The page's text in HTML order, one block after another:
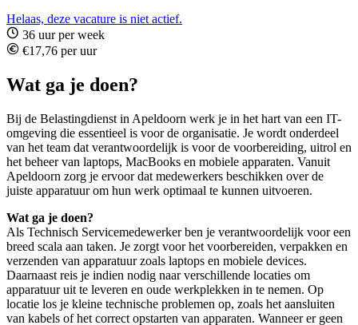
Helaas, deze vacature is niet actief.
36 uur per week
€17,76 per uur
Wat ga je doen?
Bij de Belastingdienst in Apeldoorn werk je in het hart van een IT-
omgeving die essentieel is voor de organisatie. Je wordt onderdeel
van het team dat verantwoordelijk is voor de voorbereiding, uitrol en
het beheer van laptops, MacBooks en mobiele apparaten. Vanuit
Apeldoorn zorg je ervoor dat medewerkers beschikken over de
juiste apparatuur om hun werk optimaal te kunnen uitvoeren.
Wat ga je doen?
Als Technisch Servicemedewerker ben je verantwoordelijk voor een
breed scala aan taken. Je zorgt voor het voorbereiden, verpakken en
verzenden van apparatuur zoals laptops en mobiele devices.
Daarnaast reis je indien nodig naar verschillende locaties om
apparatuur uit te leveren en oude werkplekken in te nemen. Op
locatie los je kleine technische problemen op, zoals het aansluiten
van kabels of het correct opstarten van apparaten. Wanneer er geen